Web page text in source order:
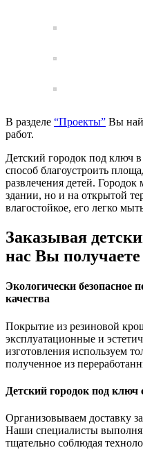
В разделе “Проекты” Вы
работ.
Детский городок под ключ
способ благоустроить
развлечения детей. Городок
здании, но и на открытой
влагостойкое, его легко
Заказывая
нас Вы получаете
Экологически безопасное
качества
Покрытие из резиновой
эксплуатационные и
изготовления используем
полученное из
Детский городок под
Организовываем доставку
Наши специалисты
тщательно соблюдая